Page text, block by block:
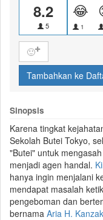
8.2
5
😂
1
🙂
Tambahkan ke
Sinopsis
Karena tingkat
Sekolah Butei Tokyo,
"Butei" untuk
menjadi agen handal.
hanya ingin menjalani
mendapat masalah
pengeboman dan
bernama Aria H.